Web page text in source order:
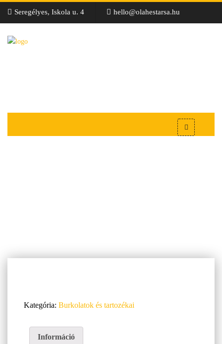
Seregélyes, Iskola u. 4 hello@olahestarsa.hu
Kategória: Burkolatok és tartozékai
Információ